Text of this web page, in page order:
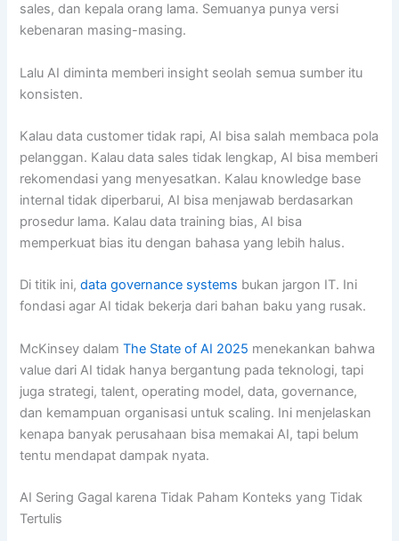
sales, dan kepala orang lama. Semuanya punya versi
kebenaran masing-masing.
Lalu AI diminta memberi insight seolah semua sumber itu
konsisten.
Kalau data customer tidak rapi, AI bisa salah membaca pola
pelanggan. Kalau data sales tidak lengkap, AI bisa memberi
rekomendasi yang menyesatkan. Kalau knowledge base
internal tidak diperbarui, AI bisa menjawab berdasarkan
prosedur lama. Kalau data training bias, AI bisa
memperkuat bias itu dengan bahasa yang lebih halus.
Di titik ini,data governance systems bukan jargon IT. Ini
fondasi agar AI tidak bekerja dari bahan baku yang rusak.
McKinsey dalamThe State of AI 2025 menekankan bahwa
value dari AI tidak hanya bergantung pada teknologi, tapi
juga strategi, talent, operating model, data, governance,
dan kemampuan organisasi untuk scaling. Ini menjelaskan
kenapa banyak perusahaan bisa memakai AI, tapi belum
tentu mendapat dampak nyata.
AI Sering Gagal karena Tidak Paham Konteks yang Tidak
Tertulis